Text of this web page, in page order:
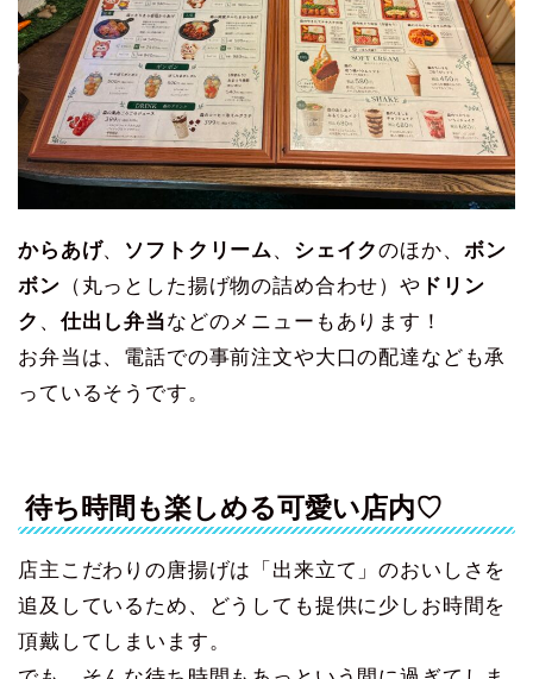
からあげ、 ソフトクリーム、 シェイクのほか、 ボン
ボン （丸っとした揚げ物の詰め合わせ）や ドリン
ク 、仕出し弁当などのメニューもあります！
お弁当は、電話での事前注文や大口の配達なども承
っているそうです。
待ち時間も楽しめる可愛い店内♡
店主こだわりの唐揚げは「出来立て」のおいしさを
追及しているため、どうしても提供に少しお時間を
頂戴してしまいます。